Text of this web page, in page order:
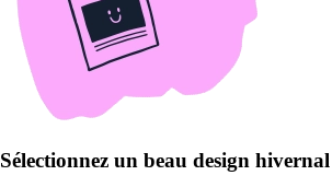
Sélectionnez un beau design hivernal